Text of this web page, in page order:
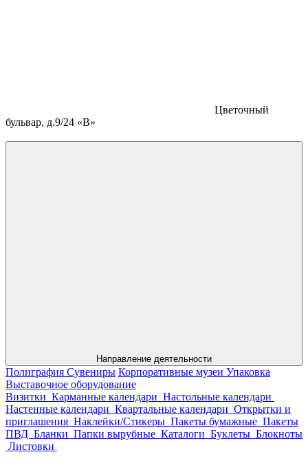
Цветочный
бульвар, д.9/24 «В»
Направление деятельности
Полиграфия Сувениры Корпоративные музеи Упаковка
Выставочное оборудование
Визитки Карманные календари Настольные календари
Настенные календари Квартальные календари Открытки и
приглашения Наклейки/Стикеры Пакеты бумажные Пакеты
ПВД Бланки Папки вырубные Каталоги Буклеты Блокноты
Листовки